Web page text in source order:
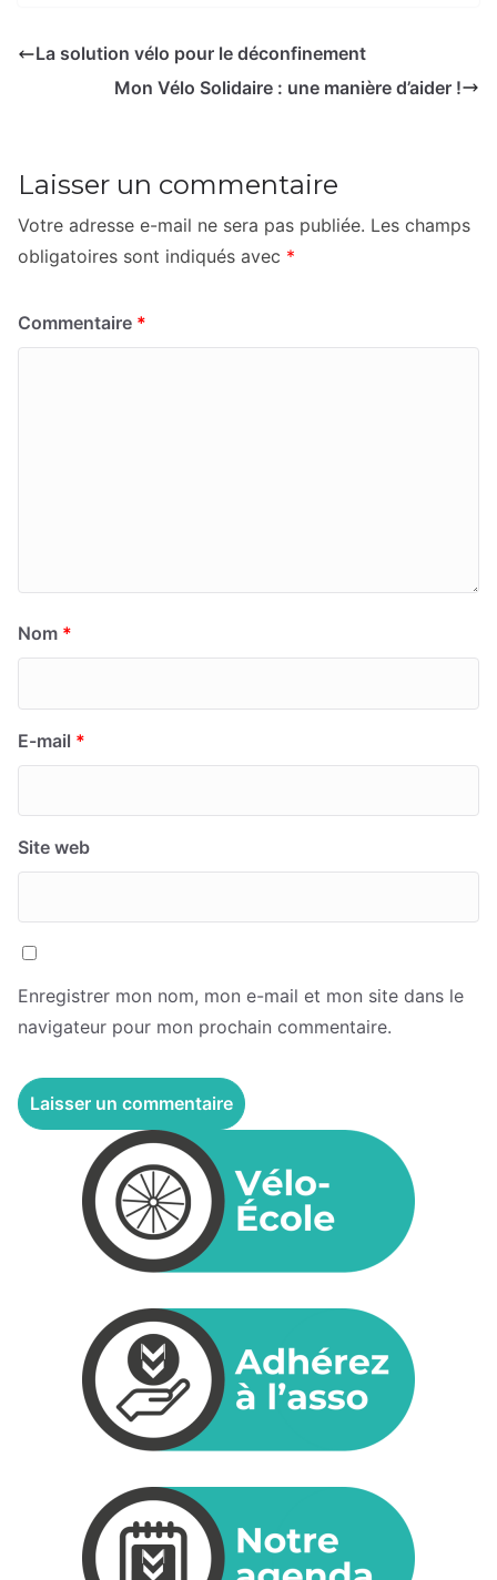
La solution vélo pour le déconfinement
Mon Vélo Solidaire : une manière d’aider !
Laisser un commentaire
Votre adresse e-mail ne sera pas publiée. Les champs
obligatoires sont indiqués avec *
Commentaire *
Nom *
E-mail *
Site web
Enregistrer mon nom, mon e-mail et mon site dans le
navigateur pour mon prochain commentaire.